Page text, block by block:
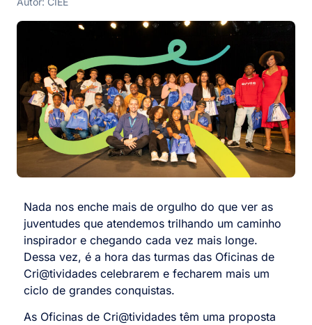
Nada nos enche mais de orgulho do que ver as
juventudes que atendemos trilhando um caminho
inspirador e chegando cada vez mais longe.
Dessa vez, é a hora das turmas das Oficinas de
Cri@tividades celebrarem e fecharem mais um
ciclo de grandes conquistas.
As Oficinas de Cri@tividades têm uma proposta